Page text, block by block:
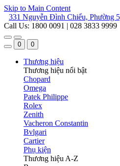
Skip to Main Content
331 Nguyễn Đình Chiểu, Phường
Call Us: 1800 0091 | 028 3833 9999
0 0
Thương hiệu
Thương hiệu nổi bật
Chopard
Omega
Patek Philippe
Rolex
Zenith
Vacheron Constantin
Bvlgari
Cartier
Phụ kiện
Thương hiệu A-Z